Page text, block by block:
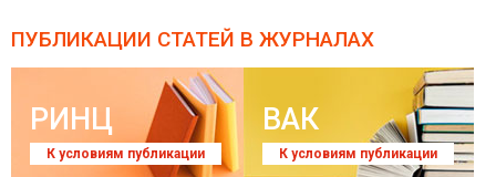
ПУБЛИКАЦИИ СТАТЕЙ В ЖУРНАЛАХ
РИНЦ
К условиям публикации
ВАК
К условиям публикации